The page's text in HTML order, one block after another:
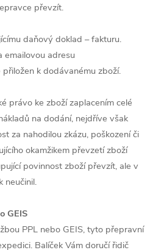
převzít.
daňový doklad – fakturu.
emailovou adresu
k dodávanému zboží.
právo ke zboží zaplacením celé
na dodání, nejdříve však
za nahodilou zkázu, poškození či
okamžikem převzetí zboží
povinnost zboží převzít, ale v
neučinil.
GEIS
PPL nebo GEIS, tyto přepravní
Balíček Vám doručí řidič